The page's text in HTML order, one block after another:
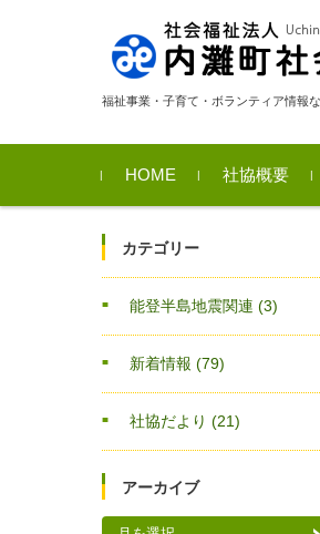
福祉事業・子育て・ボランティア情報
コンテンツに移動
HOME 社協概要
カテゴリー
能登半島地震関連 (3)
新着情報 (79)
社協だより (21)
アーカイブ
アーカイブ